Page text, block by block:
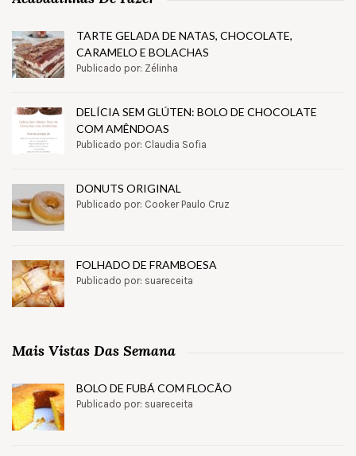
TARTE GELADA DE NATAS, CHOCOLATE,
CARAMELO E BOLACHAS
Publicado por: Zélinha
DELÍCIA SEM GLÚTEN: BOLO DE CHOCOLATE
COM AMÊNDOAS
Publicado por: Claudia Sofia
DONUTS ORIGINAL
Publicado por: Cooker Paulo Cruz
FOLHADO DE FRAMBOESA
Publicado por: suareceita
Mais Vistas Das Semana
BOLO DE FUBÁ COM FLOCÃO
Publicado por: suareceita